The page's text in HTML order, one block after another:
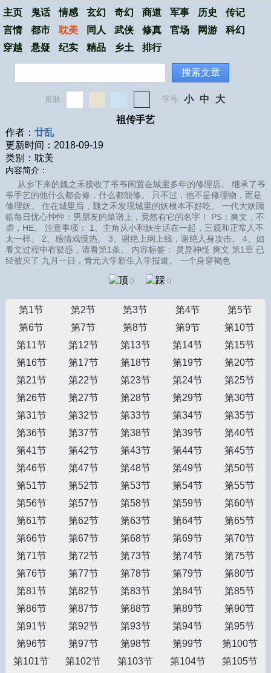
主页 鬼话 情感 玄幻 奇幻 商道 军事 历史
传记
言情
都市 耽美 同人 武侠 修真 官场 网游
科幻
穿越
悬疑 纪实 精品 乡土 排行
搜索文章
皮肤 字号 小 中
大
祖传手艺
作者： 廿乱
更新时间：2018-09-19
类别：耽美
内容简介：
从乡下来的魏之禾接收了爷爷闲置在城里多年的修理店。 继承了爷
爷手艺的他什么都会修，什么都能修。 只不过，他不是修理物，而是
修理妖。 住在城里后，魏之禾发现城里的妖根本不好吃。 一代大妖顾
临每日忧心忡忡：男朋友的菜谱上，竟然有它的名字！ PS：爽文，不
虐，HE。 注意事项： 1、主角从小和妖生活在一起，三观和正常人不
太一样。 2、感情戏慢热。 3、谢绝上纲上线，谢绝人身攻击。 4、如
看文过程中有疑惑，请看第1条。 内容标签： 灵异神怪 爽文 第1章 已
经被灭了 九月一日，青元大学新生入学报道。 一个身穿褐色
0 0
第1节 第2节 第3节 第4节
第5节
第6节
第7节 第8节 第9节
第10节
第11节
第12节 第13节 第14节
第15节
第16节
第17节 第18节 第19节
第20节
第21节
第22节 第23节 第24节
第25节
第26节
第27节 第28节 第29节
第30节
第31节
第32节 第33节 第34节
第35节
第36节
第37节 第38节 第39节
第40节
第41节
第42节 第43节 第44节
第45节
第46节
第47节 第48节 第49节
第50节
第51节
第52节 第53节 第54节
第55节
第56节
第57节 第58节 第59节
第60节
第61节
第62节 第63节 第64节
第65节
第66节
第67节 第68节 第69节
第70节
第71节
第72节 第73节 第74节
第75节
第76节
第77节 第78节 第79节
第80节
第81节
第82节 第83节 第84节
第85节
第86节
第87节 第88节 第89节
第90节
第91节
第92节 第93节 第94节
第95节
第96节
第97节 第98节 第99节
第100节
第101节
第102节 第103节 第104节
第105节